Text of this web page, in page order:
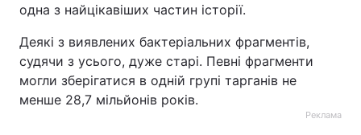
одна з найцікавіших частин історії.
Деякі з виявлених бактеріальних фрагментів,
судячи з усього, дуже старі. Певні фрагменти
могли зберігатися в одній групі тарганів не
менше 28,7 мільйонів років.
Реклама